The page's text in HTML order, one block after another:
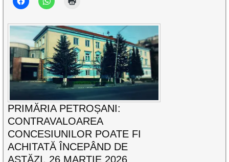
PRIMĂRIA PETROȘANI:
CONTRAVALOAREA
CONCESIUNILOR POATE FI
ACHITATĂ ÎNCEPÂND DE
ASTĂZI, 26 MARTIE 2026